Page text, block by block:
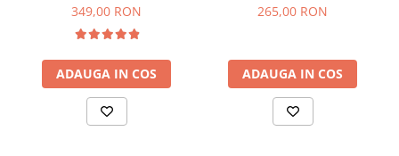
349,00 RON
ADAUGA IN COS
265,00 RON
ADAUGA IN COS